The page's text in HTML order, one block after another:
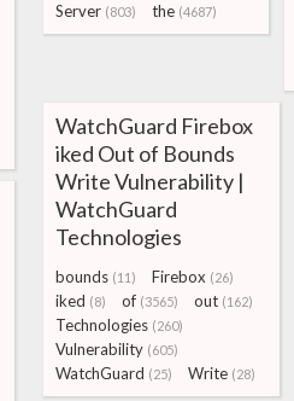
Server (803) the (4687)
WatchGuard Firebox
iked Out of Bounds
Write Vulnerability |
WatchGuard
Technologies
bounds (11) Firebox (26)
iked (8) of (3565) out (162)
Technologies (260)
Vulnerability (605)
WatchGuard (25) Write (28)